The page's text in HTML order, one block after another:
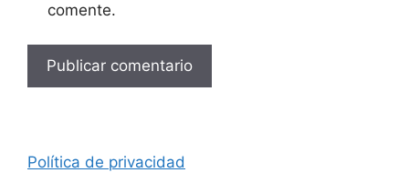
comente.
Política de privacidad